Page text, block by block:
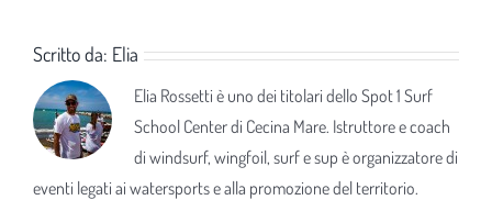
Scritto da: Elia
Elia Rossetti è uno dei titolari dello Spot 1 Surf
School Center di Cecina Mare. Istruttore e coach
di windsurf, wingfoil, surf e sup è organizzatore di
eventi legati ai watersports e alla promozione del territorio.